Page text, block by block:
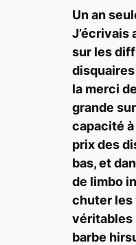
Un an
J’écrivais
sur les
la merci
grande
capacité
prix des
bas, et
de limbo
chuter les
véritables
barbe